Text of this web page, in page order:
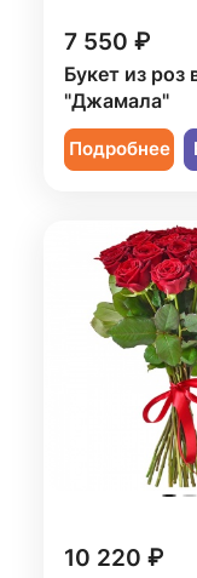
7 550 ₽
Букет из роз
"Джамала"
Подробнее
10 220 ₽